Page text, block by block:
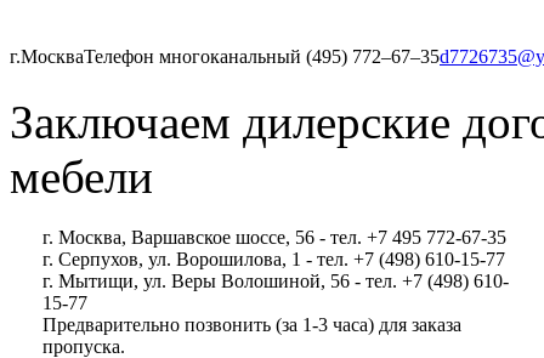
г.МоскваТелефон многоканальный (495) 772‒67‒35
Заключаем дилерские
мебели
г. Москва, Варшавское шоссе, 56 - тел. +7 495 772-67-35
г. Серпухов, ул. Ворошилова, 1 - тел. +7 (498) 610-15-77
г. Мытищи, ул. Веры Волошиной, 56 - тел. +7 (498) 610-
15-77
Предварительно позвонить (за 1-3 часа) для заказа
пропуска.